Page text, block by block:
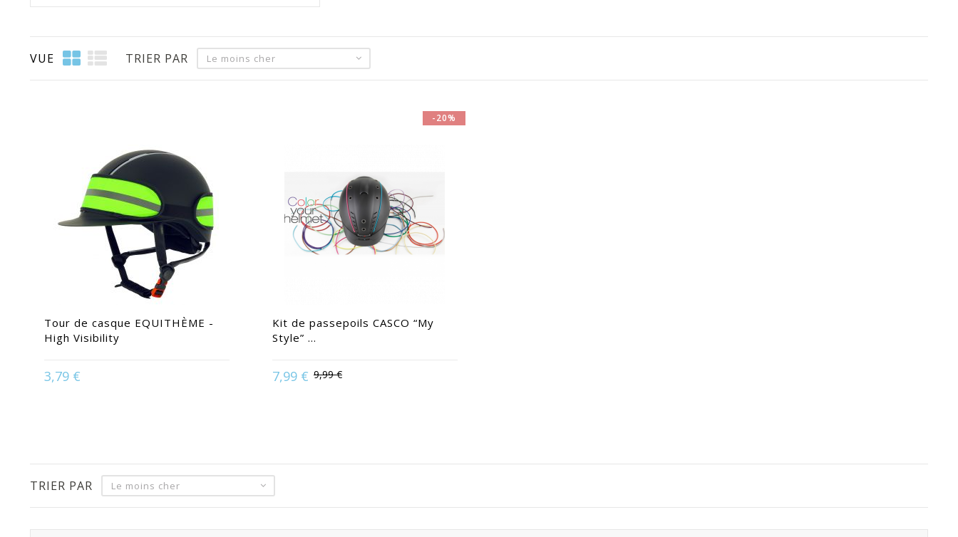
VUE TRIER PAR Le moins cher
Tour de casque EQUITHÈME -
High Visibility
3,79 €Disponible en :
-20%
Kit de passepoils CASCO “My
Style” ...
7,99 € 9,99 €
Disponible en :
TRIER PAR Le moins cher